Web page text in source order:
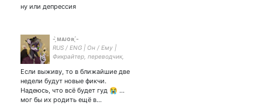
ну или депрессия
- ̗̀ᴍᴀᴊᴏʀ ̖́-
RUS / ENG | Он / Ему |
Фикрайтер, переводчик,
рыдаю.
Если выживу, то в ближайшие две
недели будут новые фикчи.
Надеюсь, что всё будет гуд 😭 ...
мог бы их родить ещё в…